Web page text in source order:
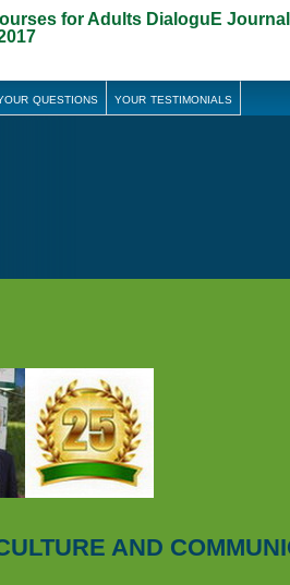
for Adults DialoguE Journal
questions your testimonials
AND